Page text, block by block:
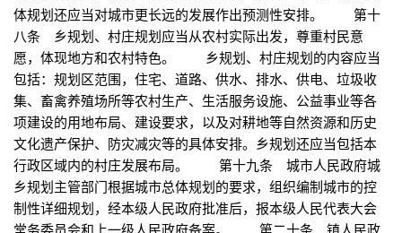
体规划还应当对城市更长远的发展作出预测性安排。 第十
八条 乡规划、村庄规划应当从农村实际出发，尊重村民意
愿，体现地方和农村特色。 乡规划、村庄规划的内容应当
包括：规划区范围，住宅、道路、供水、排水、供电、垃圾收
集、畜禽养殖场所等农村生产、生活服务设施、公益事业等各
项建设的用地布局、建设要求，以及对耕地等自然资源和历史
文化遗产保护、防灾减灾等的具体安排。乡规划还应当包括本
行政区域内的村庄发展布局。 第十九条 城市人民政府城
乡规划主管部门根据城市总体规划的要求，组织编制城市的控
制性详细规划，经本级人民政府批准后，报本级人民代表大会
常务委员会和上一级人民政府备案。 第二十条 镇人民政